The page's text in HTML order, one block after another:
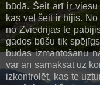
būdā. Šeit arī ir
kas vēl šeit ir bijis.
no Zviedrijas te
gados būšu tik
būdas izmantošanu
var arī samaksāt uz
izkontrolēt, kas te